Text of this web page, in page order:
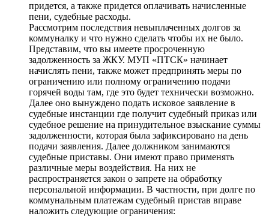
придется, а также придется оплачивать начисленные
пени, судебные расходы.
Рассмотрим последствия невыплаченных долгов за
коммуналку и что нужно сделать чтобы их не было.
Представим, что вы имеете просроченную
задолженность за ЖКУ. МУП «ПТСК» начинает
начислять пени, также может предпринять меры по
ограничению или полному ограничению подачи
горячей воды там, где это будет технически возможно.
Далее оно вынуждено подать исковое заявление в
судебные инстанции где получит судебный приказ или
судебное решение на принудительное взыскание суммы
задолженности, которая была зафиксировано на день
подачи заявления. Далее должником занимаются
судебные приставы. Они имеют право применять
различные меры воздействия. На них не
распространяется закон о запрете на обработку
персональной информации. В частности, при долге по
коммунальным платежам судебный пристав вправе
наложить следующие ограничения: